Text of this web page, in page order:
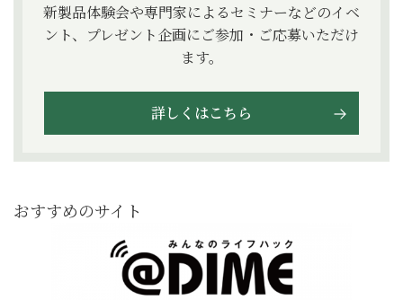
新製品体験会や専門家によるセミナーなどのイベ
ント、プレゼント企画にご参加・ご応募いただけ
ます。
詳しくはこちら
おすすめのサイト